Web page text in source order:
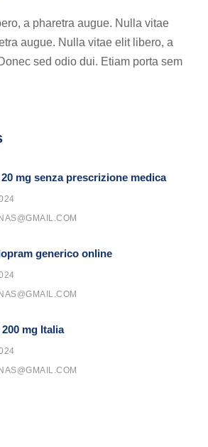
a pharetra augue. Nulla vitae
augue. Nulla vitae elit libero, a
sed odio dui. Etiam porta sem
mg senza prescrizione medica
generico online
mg Italia